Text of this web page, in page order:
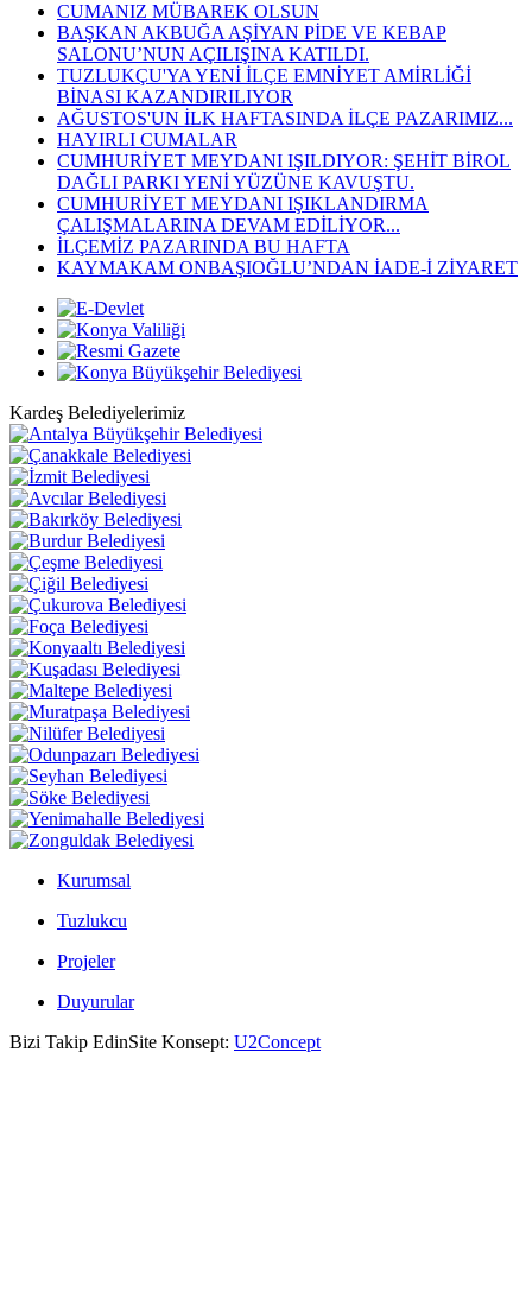
CUMANIZ MÜBAREK OLSUN
BAŞKAN AKBUĞA AŞİYAN PİDE VE KEBAP
SALONU’NUN AÇILIŞINA KATILDI.
TUZLUKÇU'YA YENİ İLÇE EMNİYET AMİRLİĞİ
BİNASI KAZANDIRILIYOR
AĞUSTOS'UN İLK HAFTASINDA İLÇE PAZARIMIZ...
HAYIRLI CUMALAR
CUMHURİYET MEYDANI IŞILDIYOR: ŞEHİT BİROL
DAĞLI PARKI YENİ YÜZÜNE KAVUŞTU.
CUMHURİYET MEYDANI IŞIKLANDIRMA
ÇALIŞMALARINA DEVAM EDİLİYOR...
İLÇEMİZ PAZARINDA BU HAFTA
KAYMAKAM ONBAŞIOĞLU’NDAN İADE-İ ZİYARET
Kardeş Belediyelerimiz
Kurumsal
Tuzlukcu
Projeler
Duyurular
Bizi Takip EdinSite Konsept: U2Concept